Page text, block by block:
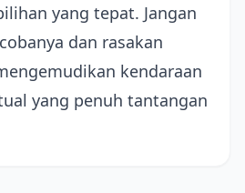
yang tepat. Jangan
dan rasakan
kendaraan
yang penuh tantangan